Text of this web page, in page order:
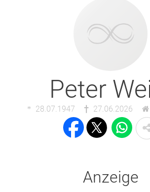
Peter
28.07.1947 27.06.2026
Anzeige